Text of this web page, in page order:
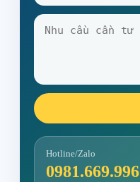
Hotline/Zalo
0981.669.996